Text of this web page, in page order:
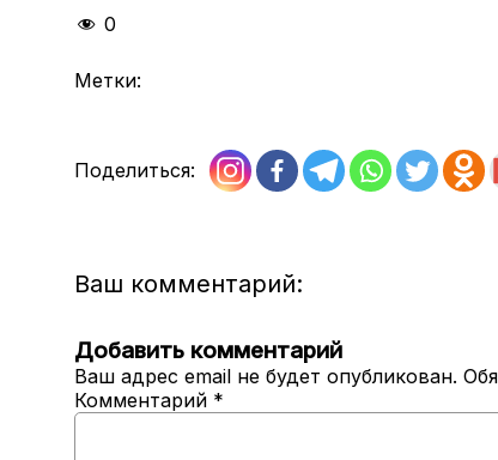
0
Метки:
Поделиться:
Ваш комментарий:
Добавить комментарий
Ваш адрес email не будет опубликован.
Комментарий *